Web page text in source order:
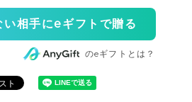
い相手にeギフトで贈る
のeギフトとは？